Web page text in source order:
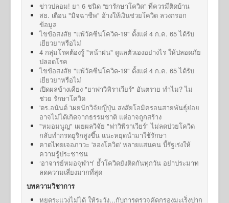
ข่าวปลอม! ยา 6 ชนิด “ยารักษาโควิด” ที่ควรมีติดบ้าน
สธ. เตือน "มิจฉาชีพ" อ้างให้เงินช่วยโควิด ลวงกรอก
ข้อมูล
ไขข้อสงสัย "แพ้วัคซีนโควิด-19" ตั้งแต่ 4 ก.ค. 65 ได้รับ
เยียวยาหรือไม่
4 กลุ่มโรคต้องรู้ "หน้าฝน" ดูแลตัวเองอย่างไร ให้ปลอดภัย
ปลอดโรค
ไขข้อสงสัย "แพ้วัคซีนโควิด-19" ตั้งแต่ 4 ก.ค. 65 ได้รับ
เยียวยาหรือไม่
เปิดผลข้างเคียง "ยาฟาวิพิราเวียร์" อันตราย ทำไม? ไม่
ช่วย รักษาโควิด
'ดร.อนันต์ 'เผยนักวิจัยญี่ปุ่น สงสัยโอมิครอนสายพันธุ์ย่อย
อาจไม่ได้เกิดจากธรรมชาติ แต่อาจถูกสร้าง
"หมอมนูญ" เผยผลวิจัย "ฟาวิพิราเวียร์" ไม่ลดป่วยโควิด
กลับทำกรดยูริกสูงขึ้น แนะหยุดนำมาใช้รักษา
คาดไทยเจอภาวะ 'ลองโควิด' หลายแสนคน บี้รัฐเร่งให้
ความรู้ประชาชน
‘อาจารย์หมอจุฬาฯ’ ย้ำโควิดยังติดกันทุกวัน อย่าประมาท
ลดความเสี่ยงมากที่สุด
บทความวิชาการ
หยุดระแวงไม่ได้ ให้ระวัง...กับการตรวจคัดกรองมะเร็งปาก